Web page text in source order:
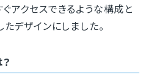
アクセスできるような構成と
デザインにしました。